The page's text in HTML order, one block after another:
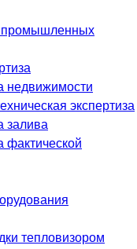
промышленных
недвижимости
экспертиза
залива
фактической
тепловизором